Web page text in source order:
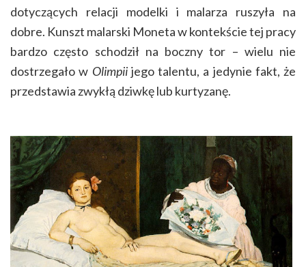
dotyczących relacji modelki i malarza ruszyła na
dobre. Kunszt malarski Moneta w kontekście tej pracy
bardzo często schodził na boczny tor – wielu nie
dostrzegało w Olimpiijego talentu, a jedynie fakt, że
przedstawia zwykłą dziwkę lub kurtyzanę.